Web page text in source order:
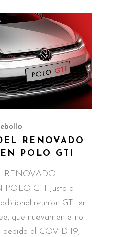
RENOVADO
POLO GTI
RENOVADO
POLO GTI Justo a
reunión GTI en
que nuevamente no
debido al COVID-19,